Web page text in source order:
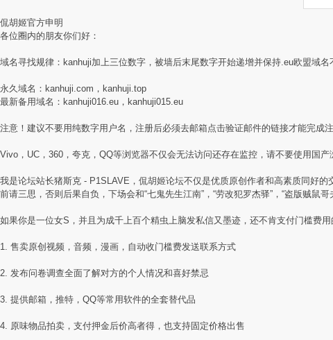
侃胡姬官方申明
各位圈内的朋友你们好：
域名寻找规律：kanhuji加上三位数字，被墙后末尾数字开始递增并保持.eu欧盟域
永久域名：kanhuji.com，kanhuji.top
最新备用域名：kanhuji016.eu，kanhuji015.eu
注意！建议不要用纯数字用户名，注册后必须去邮箱点击验证邮件的链接才能完成
Vivo，UC，360，夸克，QQ等浏览器不仅会无法访问还存在监控，请不要使用国
我是论坛站长猪斯克 - P1SLAVE，侃胡姬论坛不仅是优质原创作者和高素质同好
前请三思，否则后果自负，下场会和“七鬼先生江南”，“劳改犯罗杰驿”，“盗版贼鼠
如果你是一位女S，并且为成千上百个精虫上脑发私信又墨迹，还不肯支付门槛费
1. 售卖原创视频，音频，漫画，自动收门槛费发送联系方式
2. 发布问卷调查全面了解对方的个人情况和喜好禁忌
3. 提供邮箱，推特，QQ等常用软件的全套替代品
4. 原味物品拍卖，支付押金后价高者得，也支持固定价格出售